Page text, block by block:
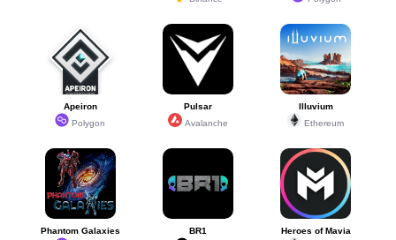
Apeiron
Polygon
Pulsar
Avalanche
Illuvium
Ethereum
Phantom Galaxies
BR1
Heroes of Mavia